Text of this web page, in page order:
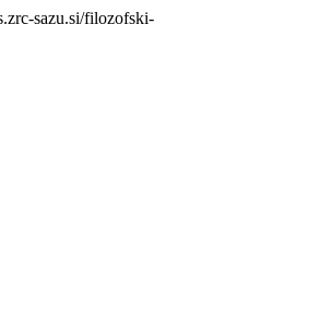
sazu.si/filozofski-